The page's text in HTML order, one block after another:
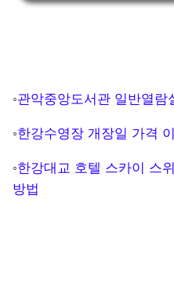
◦관악중앙도서관 일반열람
◦한강수영장 개장일 가격
◦한강대교 호텔 스카이 스
방법